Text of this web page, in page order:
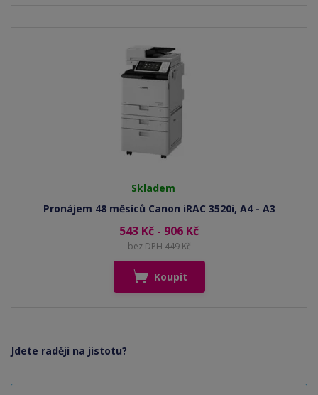
Skladem
Pronájem 48 měsíců Canon iRAC 3520i, A4 - A3
543 Kč - 906 Kč
bez DPH 449 Kč
Koupit
Jdete raději na jistotu?